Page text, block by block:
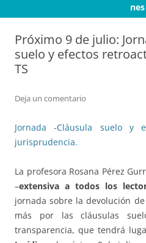
nes
Próximo 9 de julio:
suelo y efectos
TS
Deja un comentario
Jornada -Cláusula suelo y
jurisprudencia.
La profesora Rosana Pérez
–extensiva a todos los
jornada sobre la devolución
más por las cláusulas
transparencia, que tendrá